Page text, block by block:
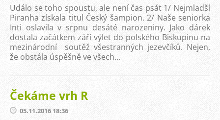
Událo se toho spoustu, ale není čas psát 1/ Nejmladší
Piranha získala titul Český šampion. 2/ Naše seniorka
Inti oslavila v srpnu desáté narozeniny. Jako dárek
dostala začátkem září výlet do polského Biskupinu na
mezinárodní soutěž všestranných jezevčíků. Nejen,
že obstála úspěšně ve všech...
Čekáme vrh R
05.11.2016 18:36